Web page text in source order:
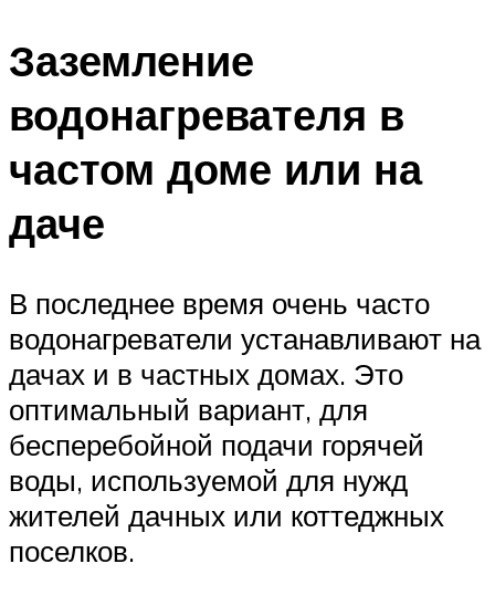
Заземление
водонагревателя в
частом доме или на
даче
В последнее время очень часто
водонагреватели устанавливают на
дачах и в частных домах. Это
оптимальный вариант, для
бесперебойной подачи горячей
воды, используемой для нужд
жителей дачных или коттеджных
поселков.